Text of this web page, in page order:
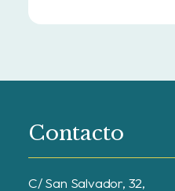
Contacto
C/ San Salvador, 32,